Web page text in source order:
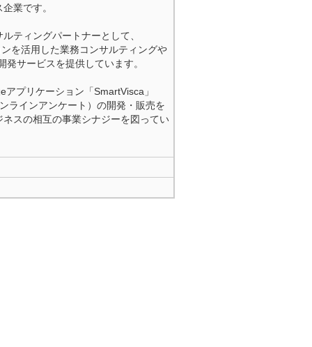
業です。
ティングパートナーとして、
を活用した業務コンサルティングや
サービスを提供しています。
プリケーション「SmartVisca」
ラインアンケート）の開発・販売を
スの相互の事業シナジーを図ってい